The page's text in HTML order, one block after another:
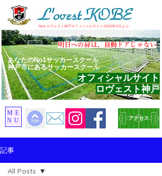
​New ロヴェスト神戸オフィシャルサイト(2023年4月より）
​明日への扉は、自動ドアじゃない
あなたのNo1サッカースクール
神戸市にあるサッカースクール
アクセス
オフィシャルサイト
ロヴェスト神戸
ME
NU
記事
All Posts